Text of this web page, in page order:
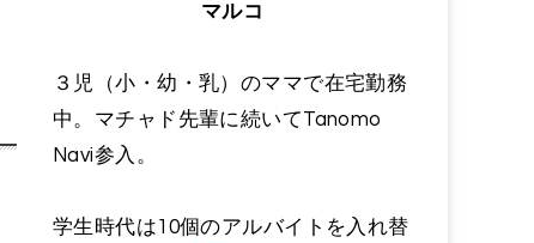
マルコ
３児（小・幼・乳）のママで在宅勤務
中。マチャド先輩に続いてTanomo
Navi参入。
学生時代は10個のアルバイトを入れ替